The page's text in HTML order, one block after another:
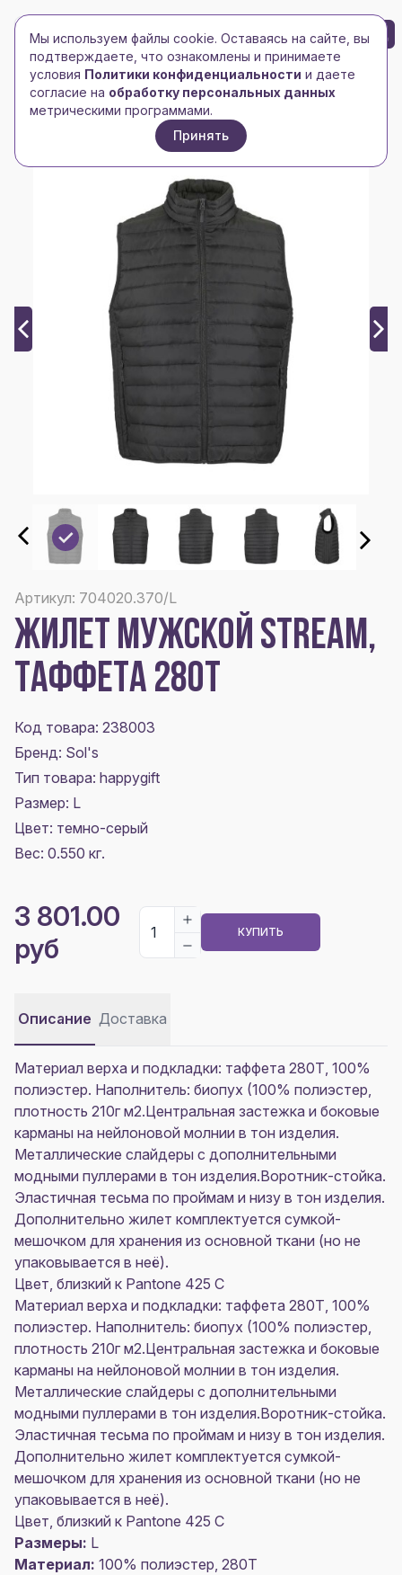
Toggle navigation
Toggle navigation
БРЕНД-ЛОГО 0
Главная/happygift/
Жилет мужской STREAM, таффета 280Т
Артикул: 704020.370/L
ЖИЛЕТ МУЖСКОЙ STREAM,
ТАФФЕТА 280Т
Код товара: 238003
Бренд: Sol's
Тип товара: happygift
Размер: L
Цвет: темно-серый
Вес: 0.550 кг.
3 801.00
руб
КУПИТЬ
Описание Доставка
Материал верха и подкладки: таффета 280Т, 100%
полиэстер. Наполнитель: биопух (100% полиэстер,
плотность 210г м2.Центральная застежка и боковые
карманы на нейлоновой молнии в тон изделия.
Металлические слайдеры с дополнительными
модными пуллерами в тон изделия.Воротник-стойка.
Эластичная тесьма по проймам и низу в тон изделия.
Дополнительно жилет комплектуется сумкой-
мешочком для хранения из основной ткани (но не
упаковывается в неё).
Цвет, близкий к Pantone 425 C
Материал верха и подкладки: таффета 280Т, 100%
полиэстер. Наполнитель: биопух (100% полиэстер,
плотность 210г м2.Центральная застежка и боковые
карманы на нейлоновой молнии в тон изделия.
Металлические слайдеры с дополнительными
модными пуллерами в тон изделия.Воротник-стойка.
Эластичная тесьма по проймам и низу в тон изделия.
Дополнительно жилет комплектуется сумкой-
мешочком для хранения из основной ткани (но не
упаковывается в неё).
Цвет, близкий к Pantone 425 C
Размеры: L
Материал: 100% полиэстер, 280Т
Мы используем файлы cookie. Оставаясь на сайте, вы
подтверждаете, что ознакомлены и принимаете
условия Политики конфиденциальности и даете
согласие на обработку персональных данных
метрическими программами.
Принять